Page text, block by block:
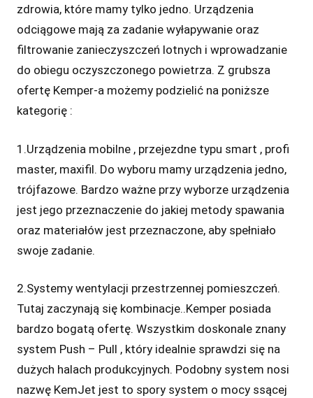
zdrowia, które mamy tylko jedno. Urządzenia
odciągowe mają za zadanie wyłapywanie oraz
filtrowanie zanieczyszczeń lotnych i wprowadzanie
do obiegu oczyszczonego powietrza. Z grubsza
ofertę Kemper-a możemy podzielić na poniższe
kategorię :
1.Urządzenia mobilne , przejezdne typu smart , profi
master, maxifil. Do wyboru mamy urządzenia jedno,
trójfazowe. Bardzo ważne przy wyborze urządzenia
jest jego przeznaczenie do jakiej metody spawania
oraz materiałów jest przeznaczone, aby spełniało
swoje zadanie.
2.Systemy wentylacji przestrzennej pomieszczeń.
Tutaj zaczynają się kombinacje..Kemper posiada
bardzo bogatą ofertę. Wszystkim doskonale znany
system Push – Pull , który idealnie sprawdzi się na
dużych halach produkcyjnych. Podobny system nosi
nazwę KemJet jest to spory system o mocy ssącej